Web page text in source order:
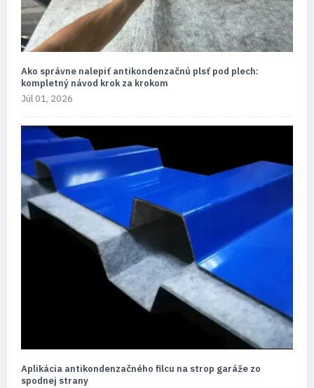
Ako správne nalepiť antikondenzačnú plsť pod plech:
kompletný návod krok za krokom
Júl 01, 2026
Aplikácia antikondenzačného filcu na strop garáže zo
spodnej strany